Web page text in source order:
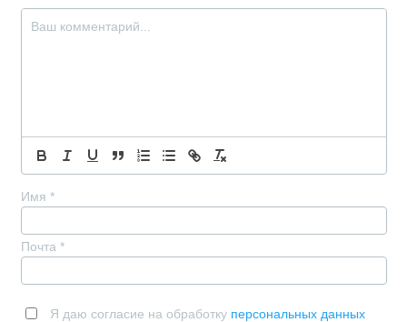
Имя *
Почта *
Я даю согласие на обработку персональных данных